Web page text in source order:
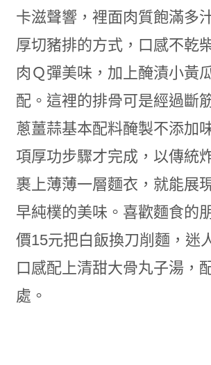
卡滋聲響，裡面肉質飽滿多
厚切豬排的方式，口感不乾
肉Ｑ彈美味，加上醃漬小黃
配。這裡的排骨可是經過斷
蔥薑蒜基本配料醃製不添加
項厚功步驟才完成，以傳統
裹上薄薄一層麵衣，就能展
早純樸的美味。喜歡麵食的
價15元把白飯換刀削麵，迷
口感配上清甜大骨丸子湯，
處。